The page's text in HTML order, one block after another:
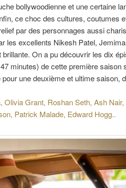
bollywoodienne et une certaine
ce choc des cultures, coutumes
par des personnages aussi
les excellents Nikesh Patel,
On a pu découvrir les dix
minutes) de cette première saison
une deuxième et ultime saison,
Grant, Roshan Seth, Ash Nair,
Patrick Malade, Edward Hogg..